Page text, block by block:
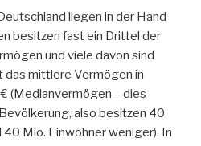
liegen in der Hand
besitzen fast ein Drittel der
und viele davon sind
das mittlere Vermögen in
(Medianvermögen – dies
also besitzen 40
40 Mio. Einwohner weniger). In